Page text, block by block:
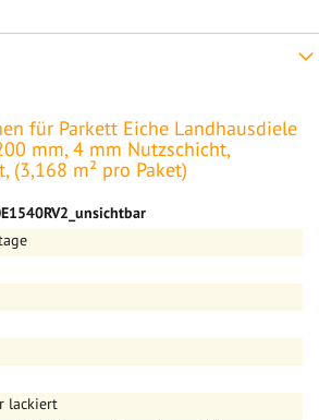
für Parkett Eiche Landhausdiele
mm, 4 mm Nutzschicht,
(3,168 m² pro Paket)
lackiert